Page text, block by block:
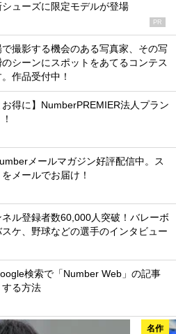
ューズに限定モデルが登場
PR
撮影する機会のある写真家、その写
シーンにスポットをあてるコンテス
作品受付中！
お得に】NumberPREMIER法人プラン
メールマガジン好評配信中。ス
メールでお届け！
ル登録者数60,000人突破！バレーボ
ケ、野球などの選手のインタビュー
検索で「Number Web」の記事
る方法
名作